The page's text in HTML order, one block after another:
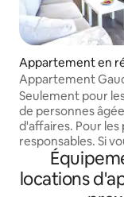
Appartement en
⋅ Barcelone
Appartement
inspirations
central et sûr.
Seulement pour
de personnes
d'affaires. Pour
responsables. Si
pour faire la fête,
autre
confortable,
locations